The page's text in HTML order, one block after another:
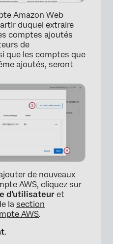
Amazon Web
duquel extraire
comptes ajoutés
de
que les comptes que
ajoutés, seront
de nouveaux
AWS, cliquez sur
d’utilisateur et
la section
AWS.
.